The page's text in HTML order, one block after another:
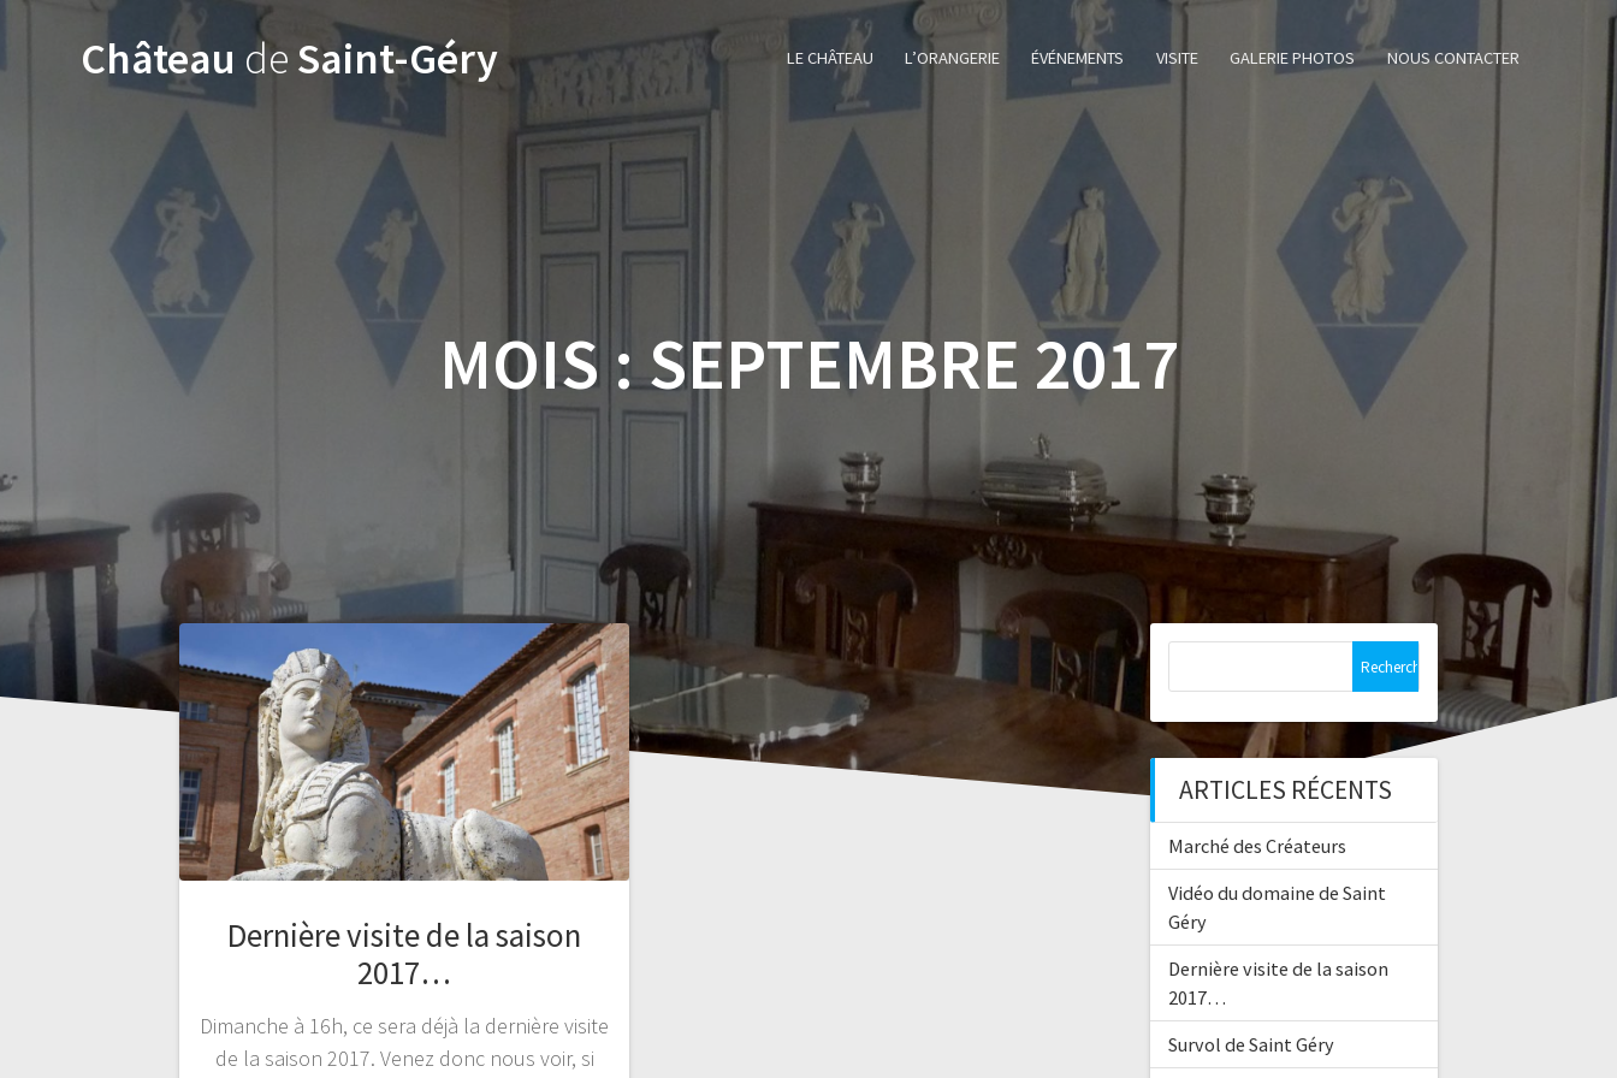
content
Château de Saint-Géry LE CHÂTEAU L’ORANGERIE ÉVÉNEMENTS VISITE GALERIE PHOTOS NOUS CONTACTER
MOIS :SEPTEMBRE 2017
Dernière visite de la saison
2017…
Dimanche à 16h, ce sera déjà la dernière visite
de la saison 2017. Venez donc nous voir, si
ARTICLES RÉCENTS
Marché des Créateurs
Vidéo du domaine de Saint
Géry
Dernière visite de la saison
2017…
Survol de Saint Géry